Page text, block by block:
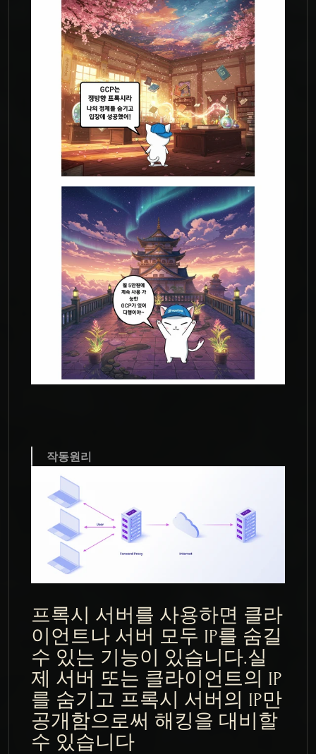
작동원리
프록시 서버를 사용하면 클라
이언트나 서버 모두 IP를 숨길
수 있는 기능이 있습니다.실
제 서버 또는 클라이언트의 IP
를 숨기고 프록시 서버의 IP만
공개함으로써 해킹을 대비할
수 있습니다